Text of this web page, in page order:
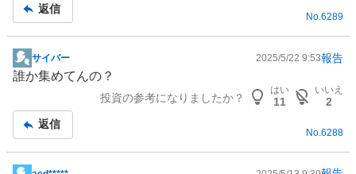
事
返信
No.6289
掲
示
事
サイバー 2025/5/22 9:53報告
誰か集めてんの？
投資の参考になりましたか？
はい
11
いいえ
2
返信
No.6288